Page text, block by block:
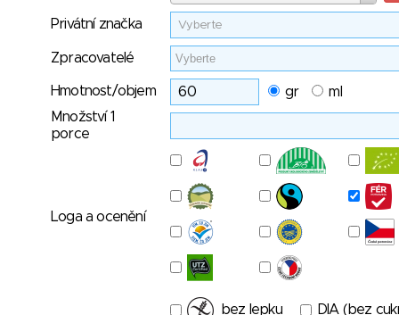
Privátní značka Vyberte
Zpracovatelé
Hmotnost/objem gr
ml
Množství 1
porce
Loga a ocenění
bez lepku DIA (bez